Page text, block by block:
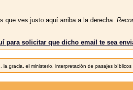
que ves justo aquí arriba a la derecha.
para solicitar que dicho email te sea
gracia, el ministerio, interpretación de pasajes